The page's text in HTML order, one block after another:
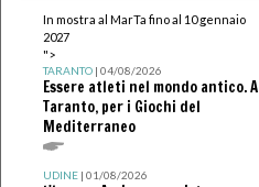
In mostra al MarTa fino al 10 gennaio
2027
">
TARANTO| 04/08/2026
Essere atleti nel mondo antico. A
Taranto, per i Giochi del
Mediterraneo
UDINE| 01/08/2026